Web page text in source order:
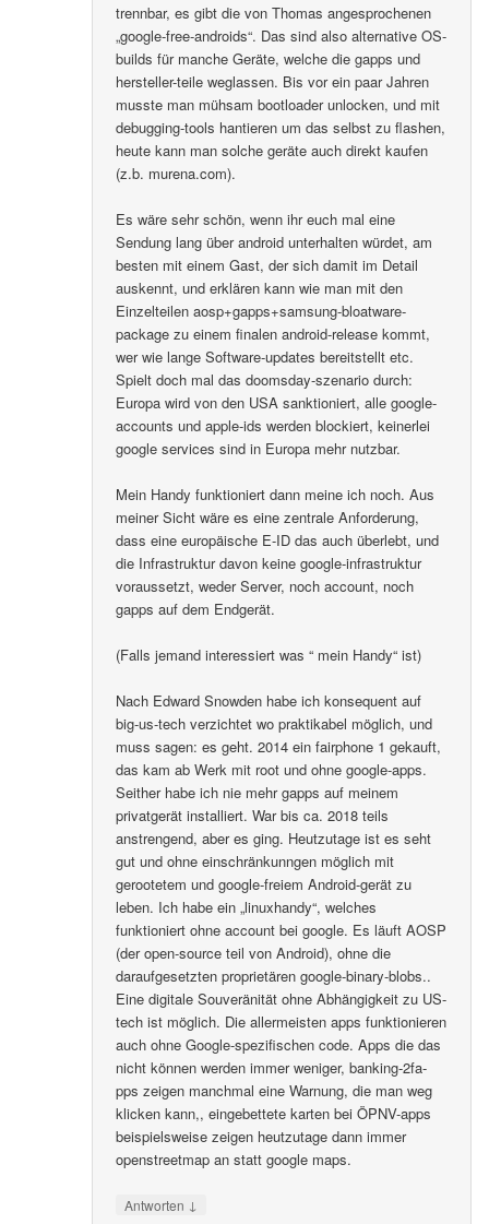
trennbar, es gibt die von Thomas angesprochenen
„google-free-androids“. Das sind also alternative OS-
builds für manche Geräte, welche die gapps und
hersteller-teile weglassen. Bis vor ein paar Jahren
musste man mühsam bootloader unlocken, und mit
debugging-tools hantieren um das selbst zu flashen,
heute kann man solche geräte auch direkt kaufen
(z.b. murena.com).
Es wäre sehr schön, wenn ihr euch mal eine
Sendung lang über android unterhalten würdet, am
besten mit einem Gast, der sich damit im Detail
auskennt, und erklären kann wie man mit den
Einzelteilen aosp+gapps+samsung-bloatware-
package zu einem finalen android-release kommt,
wer wie lange Software-updates bereitstellt etc.
Spielt doch mal das doomsday-szenario durch:
Europa wird von den USA sanktioniert, alle google-
accounts und apple-ids werden blockiert, keinerlei
google services sind in Europa mehr nutzbar.
Mein Handy funktioniert dann meine ich noch. Aus
meiner Sicht wäre es eine zentrale Anforderung,
dass eine europäische E-ID das auch überlebt, und
die Infrastruktur davon keine google-infrastruktur
voraussetzt, weder Server, noch account, noch
gapps auf dem Endgerät.
(Falls jemand interessiert was “ mein Handy“ ist)
Nach Edward Snowden habe ich konsequent auf
big-us-tech verzichtet wo praktikabel möglich, und
muss sagen: es geht. 2014 ein fairphone 1 gekauft,
das kam ab Werk mit root und ohne google-apps.
Seither habe ich nie mehr gapps auf meinem
privatgerät installiert. War bis ca. 2018 teils
anstrengend, aber es ging. Heutzutage ist es seht
gut und ohne einschränkunngen möglich mit
gerootetem und google-freiem Android-gerät zu
leben. Ich habe ein „linuxhandy“, welches
funktioniert ohne account bei google. Es läuft AOSP
(der open-source teil von Android), ohne die
daraufgesetzten proprietären google-binary-blobs..
Eine digitale Souveränität ohne Abhängigkeit zu US-
tech ist möglich. Die allermeisten apps funktionieren
auch ohne Google-spezifischen code. Apps die das
nicht können werden immer weniger, banking-2fa-
pps zeigen manchmal eine Warnung, die man weg
klicken kann,, eingebettete karten bei ÖPNV-apps
beispielsweise zeigen heutzutage dann immer
openstreetmap an statt google maps.
Antworten ↓